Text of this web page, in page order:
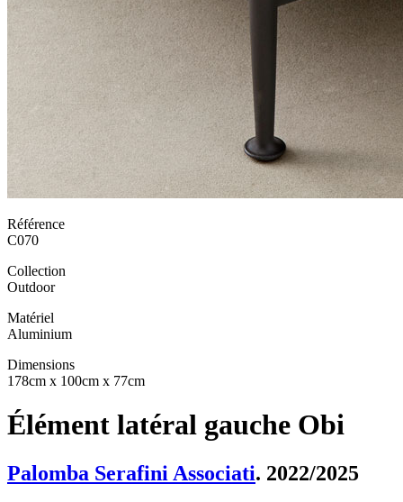
Référence
C070
Collection
Outdoor
Matériel
Aluminium
Dimensions
178cm x 100cm x 77cm
Élément latéral gauche Obi
Palomba Serafini Associati. 2022/2025